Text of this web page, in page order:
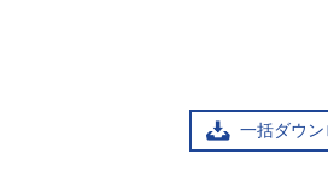
一括ダウン